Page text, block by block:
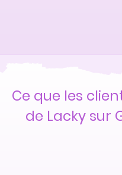
Ce que les
de Lacky sur